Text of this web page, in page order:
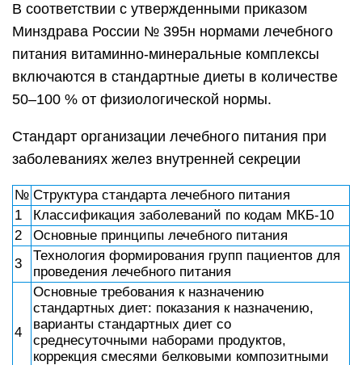
В соответствии с утвержденными приказом
Минздрава России № 395н нормами лечебного
питания витаминно-минеральные комплексы
включаются в стандартные диеты в количестве
50–100 % от физиологической нормы.
Стандарт организации лечебного питания при
заболеваниях желез внутренней секреции
№ Структура стандарта лечебного питания
1
Классификация заболеваний по кодам МКБ-10
2
Основные принципы лечебного питания
3
Технология формирования групп пациентов для
проведения лечебного питания
4
Основные требования к назначению
стандартных диет: показания к назначению,
варианты стандартных диет со
среднесуточными наборами продуктов,
коррекция смесями белковыми композитными